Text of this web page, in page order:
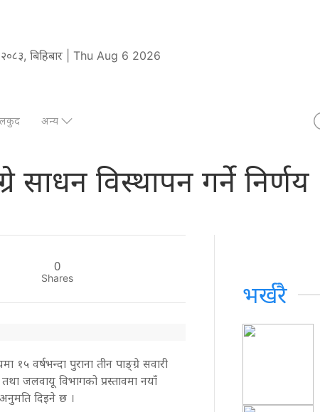
२०८३, बिहिबार | Thu Aug 6 2026
अन्य
साधन विस्थापन गर्ने निर्णय
0
Shares
१५ वर्षभन्दा पुराना तीन पाङ्ग्रे सवारी
जलवायू विभागको प्रस्तावमा नयाँ
अनुमति दिइने छ ।
भर्खरै